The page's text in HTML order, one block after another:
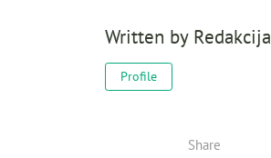
Written by Redakcija
Profile
Share